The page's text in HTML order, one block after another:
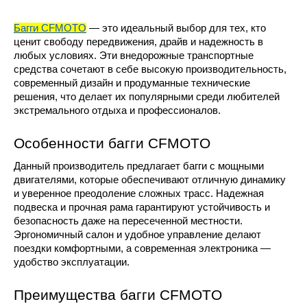
Багги CFMOTO — это идеальный выбор для тех, кто
ценит свободу передвижения, драйв и надежность в
любых условиях. Эти внедорожные транспортные
средства сочетают в себе высокую производительность,
современный дизайн и продуманные технические
решения, что делает их популярными среди любителей
экстремального отдыха и профессионалов.
Особенности багги CFMOTO
Данный производитель предлагает багги с мощными
двигателями, которые обеспечивают отличную динамику
и уверенное преодоление сложных трасс. Надежная
подвеска и прочная рама гарантируют устойчивость и
безопасность даже на пересеченной местности.
Эргономичный салон и удобное управление делают
поездки комфортными, а современная электроника —
удобство эксплуатации.
Преимущества багги CFMOTO